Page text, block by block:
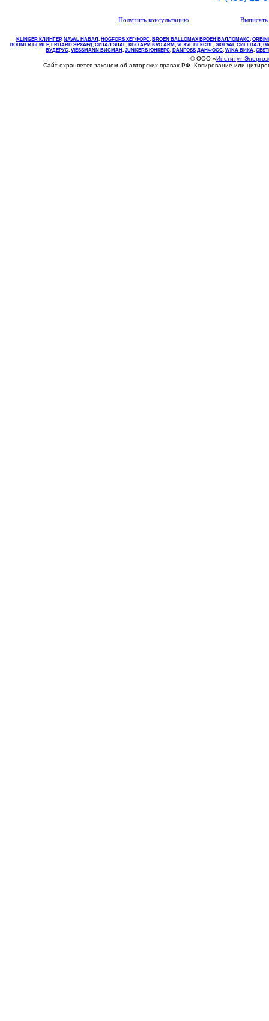
Получить консультацию
KLINGER КЛИНГЕР, NAVAL НАВАЛ , НOGFORS ХЕГФОРС, BROEN BALLOMAX БРОЕН БАЛЛОМАКС,
BOHMER БЕМЕР, ERHARD ЭРХАРД, СИТАЛ SITAL, КВО АРМ KVO ARM, VEXVE ВЕКСВЕ, SIGEVAL СИГЕВАЛ ,
БУДЕРУС, VIESSMANN ВИСМАН , JUNKERS ЮНКЕРС. DANFOSS ДАНФОСС, WIKA ВИКА,
© ООО «Институт
Сайт охраняется законом об авторских правах РФ. Копирование или